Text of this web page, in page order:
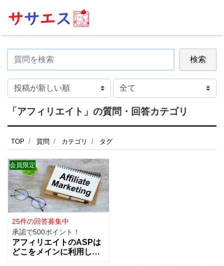
検索
「アフィリエイト」の質問・回答カテゴリ
TOP 質問 カテゴリ タグ
25件の回答募集中
承認で500ポイント！
会員限定
アフィリエイトのASPは
どこをメインに利用して